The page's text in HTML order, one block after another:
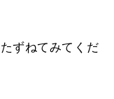
ずねてみてくだ